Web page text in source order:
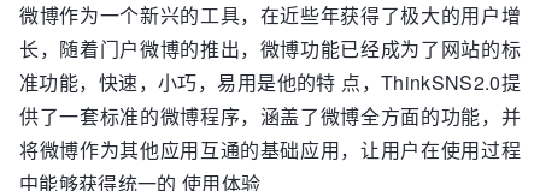
微博作为一个新兴的工具，在近些年获得了极大的用户增
长，随着门户微博的推出，微博功能已经成为了网站的标
准功能，快速，小巧，易用是他的特 点，ThinkSNS2.0提
供了一套标准的微博程序，涵盖了微博全方面的功能，并
将微博作为其他应用互通的基础应用，让用户在使用过程
中能够获得统一的 使用体验